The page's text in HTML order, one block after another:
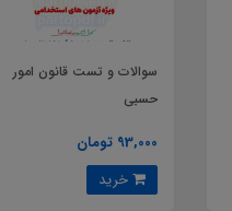
سوالات و تست قانون امور
حسبی
93,000 تومان